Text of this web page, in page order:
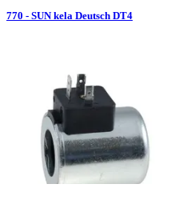
770 - SUN kela Deutsch DT4